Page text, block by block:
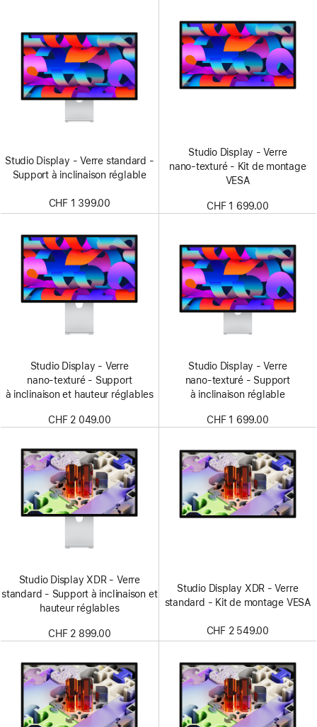
Studio Display - Verre standard -
Support à inclinaison réglable
CHF 1 399.00
Studio Display - Verre
nano‑texturé - Kit de montage
VESA
CHF 1 699.00
Studio Display - Verre
nano‑texturé - Support
à inclinaison et hauteur réglables
CHF 2 049.00
Studio Display - Verre
nano‑texturé - Support
à inclinaison réglable
CHF 1 699.00
Studio Display XDR - Verre
standard - Support à inclinaison et
hauteur réglables
CHF 2 899.00
Studio Display XDR - Verre
standard - Kit de montage VESA
CHF 2 549.00